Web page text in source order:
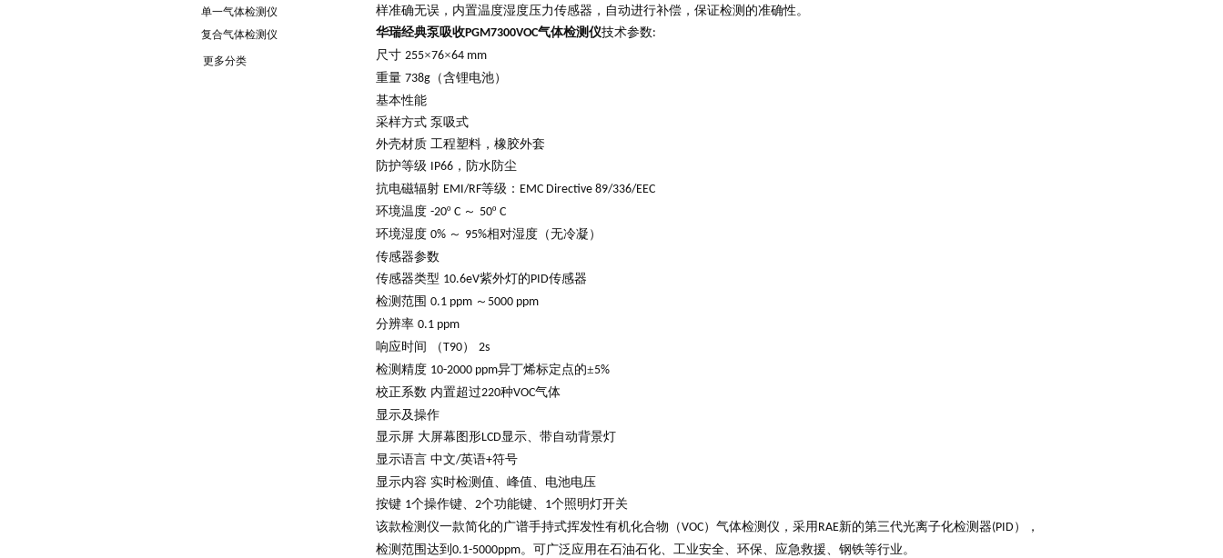
单一气体检测仪
复合气体检测仪
更多分类
样准确无误，内置温度湿度压力传感器，自动进行补偿，保证检测的准确性。
华瑞经典泵吸收PGM7300VOC气体检测仪技术参数:
尺寸 255×76×64 mm
重量 738g （含锂电池）
基本性能
采样方式 泵吸式
外壳材质 工程塑料，橡胶外套
防护等级 IP66 ，防水防尘
抗电磁辐射 EMI/RF等级： EMC Directive 89/336/EEC
环境温度 -20º C ～ 50º C
环境湿度 0% ～ 95%相对湿度（无冷凝）
传感器参数
传感器类型 10.6eV紫外灯的PID传感器
检测范围 0.1 ppm ～ 5000 ppm
分辨率 0.1 ppm
响应时间
（T90） 2s
检测精度 10-2000 ppm异丁烯标定点的±5%
校正系数 内置超过220种VOC气体
显示及操作
显示屏 大屏幕图形LCD显示、带自动背景灯
显示语言 中文/英语+符号
显示内容 实时检测值、峰值、电池电压
按键 1个操作键、 2个功能键、 1个照明灯开关
该款检测仪一款简化的广谱手持式挥发性有机化合物（VOC）气体检测仪，采用 RAE新的第三代光离子化检测器(PID），
检测范围达到 0.1-5000ppm。可广泛应用在石油石化、工业安全、环保、应急救援、钢铁等行业。